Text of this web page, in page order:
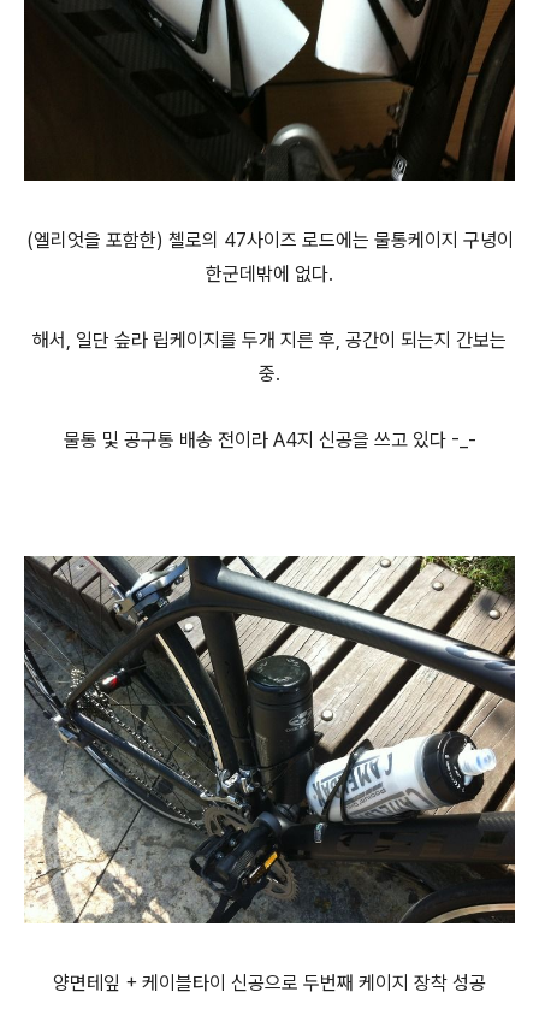
(엘리엇을 포함한) 첼로의 47사이즈 로드에는 물통케이지 구녕이
한군데밖에 없다.
해서, 일단 슾라 립케이지를 두개 지른 후, 공간이 되는지 간보는
중.
물통 및 공구통 배송 전이라 A4지 신공을 쓰고 있다 -_-
양면테잎 + 케이블타이 신공으로 두번째 케이지 장착 성공